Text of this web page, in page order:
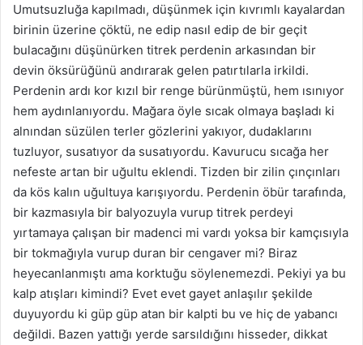
Umutsuzluğa kapılmadı, düşünmek için kıvrımlı kayalardan
birinin üzerine çöktü, ne edip nasıl edip de bir geçit
bulacağını düşünürken titrek perdenin arkasından bir
devin öksürüğünü andırarak gelen patırtılarla irkildi.
Perdenin ardı kor kızıl bir renge bürünmüştü, hem ısınıyor
hem aydınlanıyordu. Mağara öyle sıcak olmaya başladı ki
alnından süzülen terler gözlerini yakıyor, dudaklarını
tuzluyor, susatıyor da susatıyordu. Kavurucu sıcağa her
nefeste artan bir uğultu eklendi. Tizden bir zilin çınçınları
da kös kalın uğultuya karışıyordu. Perdenin öbür tarafında,
bir kazmasıyla bir balyozuyla vurup titrek perdeyi
yırtamaya çalışan bir madenci mi vardı yoksa bir kamçısıyla
bir tokmağıyla vurup duran bir cengaver mi? Biraz
heyecanlanmıştı ama korktuğu söylenemezdi. Pekiyi ya bu
kalp atışları kimindi? Evet evet gayet anlaşılır şekilde
duyuyordu ki güp güp atan bir kalpti bu ve hiç de yabancı
değildi. Bazen yattığı yerde sarsıldığını hisseder, dikkat